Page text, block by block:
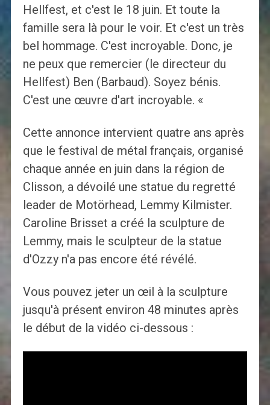
Hellfest, et c'est le 18 juin. Et toute la
famille sera là pour le voir. Et c'est un très
bel hommage. C'est incroyable. Donc, je
ne peux que remercier (le directeur du
Hellfest) Ben (Barbaud). Soyez bénis.
C'est une œuvre d'art incroyable. «
Cette annonce intervient quatre ans après
que le festival de métal français, organisé
chaque année en juin dans la région de
Clisson, a dévoilé une statue du regretté
leader de Motörhead, Lemmy Kilmister.
Caroline Brisset a créé la sculpture de
Lemmy, mais le sculpteur de la statue
d'Ozzy n'a pas encore été révélé.
Vous pouvez jeter un œil à la sculpture
jusqu'à présent environ 48 minutes après
le début de la vidéo ci-dessous :